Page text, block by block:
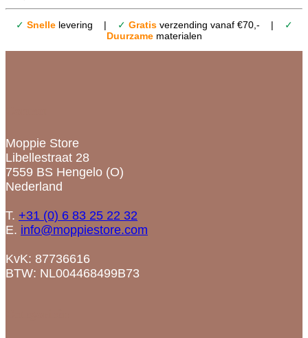
✓ Snellelevering | ✓ Gratisverzending vanaf €70,- |
✓
Duurzamematerialen
Moppie Store
Libellestraat 28
7559 BS Hengelo (O)
Nederland
T. +31 (0) 6 83 25 22 32
E. info@moppiestore.com
KvK: 87736616
BTW: NL004468499B73